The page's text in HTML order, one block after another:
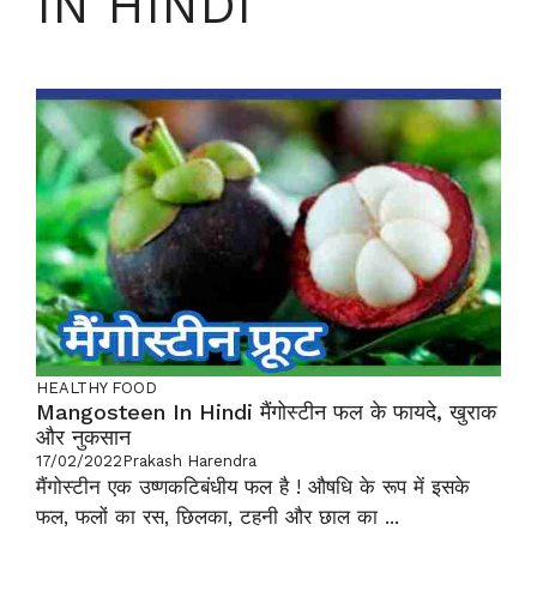
HEALTHY FOOD
Mangosteen In Hindi मैंगोस्टीन फल के फायदे, खुराक
और नुकसान
17/02/2022Prakash Harendra
मैंगोस्टीन एक उष्णकटिबंधीय फल है ! औषधि के रूप में इसके
फल, फलों का रस, छिलका, टहनी और छाल का ...